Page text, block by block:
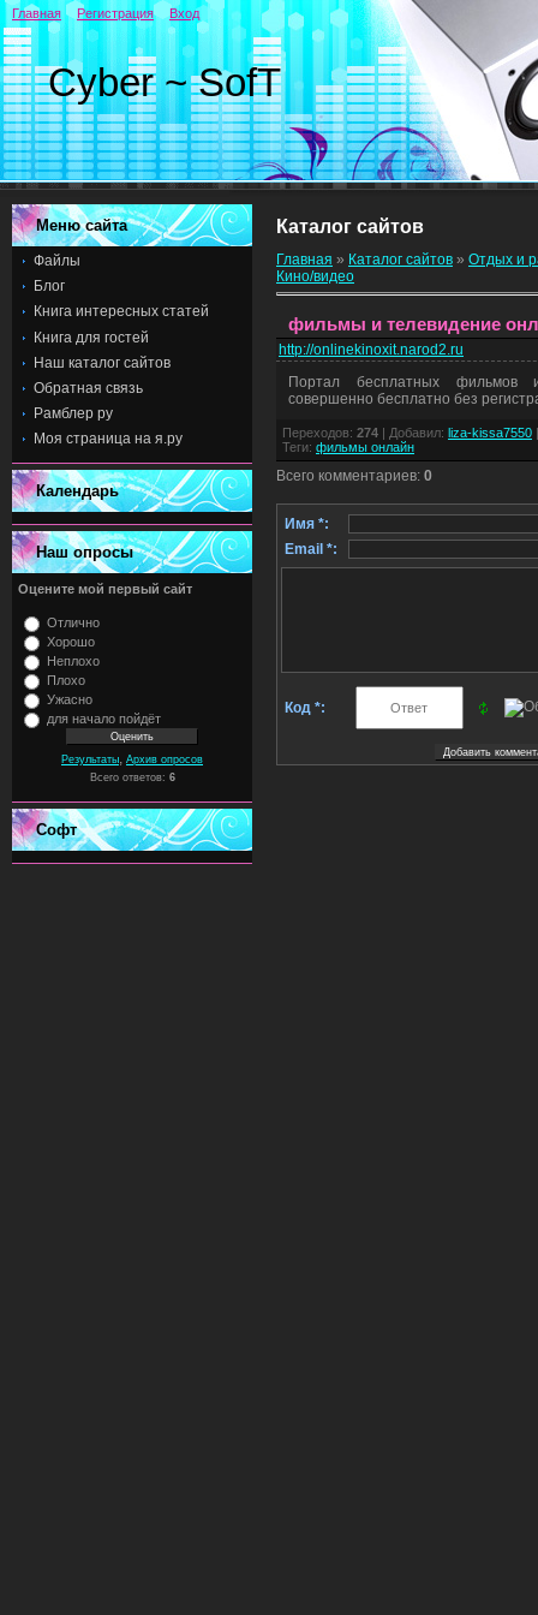
Cyber ~ SofT
Главная Регистрация Вход
Меню сайта
Файлы
Блог
Книга интересных статей
Книга для гостей
Наш каталог сайтов
Обратная связь
Рамблер ру
Моя страница на я.ру
Календарь
Наш опросы
Оцените мой первый сайт
Отлично
Хорошо
Неплохо
Плохо
Ужасно
для начало пойдёт
Результаты Архив опросов
Всего ответов: 6
Софт
Каталог сайтов
Главная » Каталог сайтов » Отдых и
Кино/видео
фильмы и телевидение
http://onlinekinoxit.narod2.ru
Портал бесплатных фильмов
совершенно бесплатно без
Переходов: 274 | Добавил: liza-kissa7550
Теги: фильмы онлайн
Всего комментариев: 0
Имя *:
Email *:
Код *: